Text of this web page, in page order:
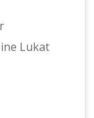
Lukat